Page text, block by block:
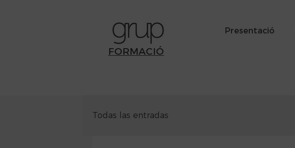
Presentació
FORMACIÓ
Todas las entradas